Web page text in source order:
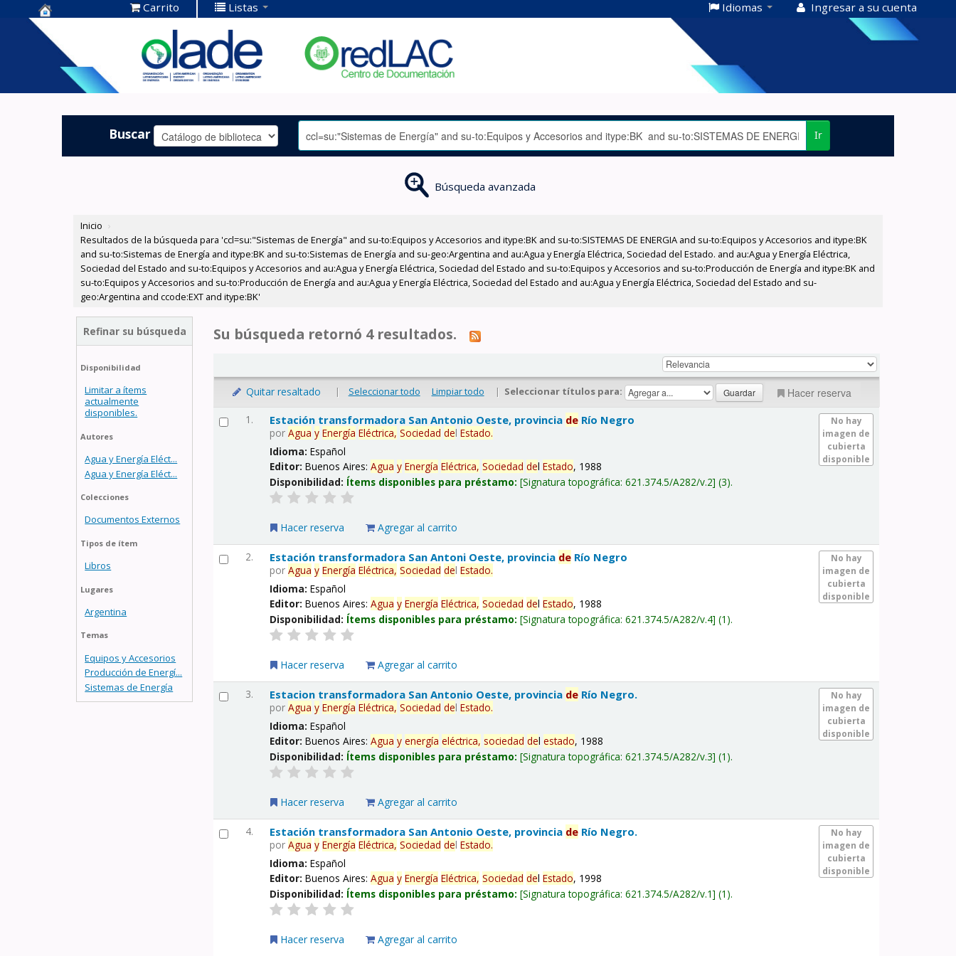
Centro de
Documentación
OLADE -
Carrito Listas Idiomas Ingresar a su cuenta
Buscar Ir
Búsqueda avanzada
Inicio ›
Resultados de la búsqueda para 'ccl=su:"Sistemas de Energía" and su-to:Equipos y Accesorios and itype:BK and su-to:SISTEMAS DE ENERGIA and su-to:Equipos y Accesorios and itype:BK
and su-to:Sistemas de Energía and itype:BK and su-to:Sistemas de Energía and su-geo:Argentina and au:Agua y Energía Eléctrica, Sociedad del Estado. and au:Agua y Energía Eléctrica,
Sociedad del Estado and su-to:Equipos y Accesorios and au:Agua y Energía Eléctrica, Sociedad del Estado and su-to:Equipos y Accesorios and su-to:Producción de Energía and itype:BK and
su-to:Equipos y Accesorios and su-to:Producción de Energía and au:Agua y Energía Eléctrica, Sociedad del Estado and au:Agua y Energía Eléctrica, Sociedad del Estado and su-
geo:Argentina and ccode:EXT and itype:BK'
Refinar su búsqueda
Disponibilidad
Limitar a ítems
actualmente
disponibles.
Autores
Agua y Energía Eléct...
Agua y Energía Eléct...
Colecciones
Documentos Externos
Tipos de ítem
Libros
Lugares
Argentina
Temas
Equipos y Accesorios
Producción de Energí...
Sistemas de Energía
Su búsqueda retornó 4 resultados.
Quitar resaltado | Seleccionar todo Limpiar todo | Seleccionar títulos para: Hacer reserva
1.
No hay
imagen de
cubierta
disponible
Estación transformadora San Antonio Oeste, provincia de Río Negro
porAgua y Energía Eléctrica, Sociedad delEstado.
Idioma:Español
Editor:Buenos Aires:Agua y Energía Eléctrica, Sociedad delEstado, 1988
Disponibilidad: Ítems disponibles para préstamo: Signatura topográfica:621.374.5/A282/v.2 (3).
Hacer reserva Agregar al carrito
2.
No hay
imagen de
cubierta
disponible
Estación transformadora San Antoni Oeste, provincia de Río Negro
porAgua y Energía Eléctrica, Sociedad delEstado.
Idioma:Español
Editor:Buenos Aires:Agua y Energía Eléctrica, Sociedad delEstado, 1988
Disponibilidad: Ítems disponibles para préstamo: Signatura topográfica:621.374.5/A282/v.4 (1).
Hacer reserva Agregar al carrito
3.
No hay
imagen de
cubierta
disponible
Estacion transformadora San Antonio Oeste, provincia de Río Negro.
porAgua y Energía Eléctrica, Sociedad delEstado.
Idioma:Español
Editor:Buenos Aires:Agua y energía eléctrica, sociedad delestado, 1988
Disponibilidad: Ítems disponibles para préstamo: Signatura topográfica:621.374.5/A282/v.3 (1).
Hacer reserva Agregar al carrito
4.
No hay
imagen de
cubierta
disponible
Estación transformadora San Antonio Oeste, provincia de Río Negro.
porAgua y Energía Eléctrica, Sociedad delEstado.
Idioma:Español
Editor:Buenos Aires:Agua y Energía Eléctrica, Sociedad delEstado, 1998
Disponibilidad: Ítems disponibles para préstamo: Signatura topográfica:621.374.5/A282/v.1 (1).
Hacer reserva Agregar al carrito